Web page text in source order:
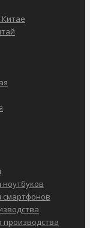
смартфонов
производства